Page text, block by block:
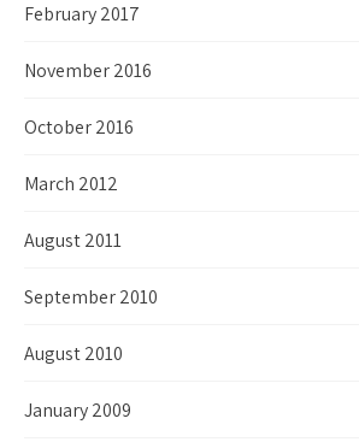
February 2017
November 2016
October 2016
March 2012
August 2011
September 2010
August 2010
January 2009